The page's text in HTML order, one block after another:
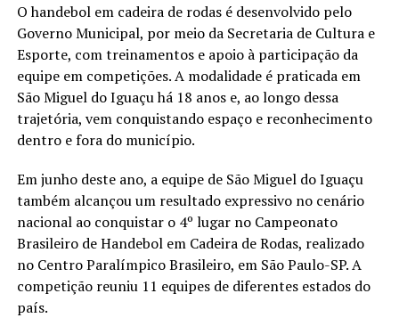
O handebol em cadeira de rodas é desenvolvido pelo
Governo Municipal, por meio da Secretaria de Cultura e
Esporte, com treinamentos e apoio à participação da
equipe em competições. A modalidade é praticada em
São Miguel do Iguaçu há 18 anos e, ao longo dessa
trajetória, vem conquistando espaço e reconhecimento
dentro e fora do município.
Em junho deste ano, a equipe de São Miguel do Iguaçu
também alcançou um resultado expressivo no cenário
nacional ao conquistar o 4º lugar no Campeonato
Brasileiro de Handebol em Cadeira de Rodas, realizado
no Centro Paralímpico Brasileiro, em São Paulo-SP. A
competição reuniu 11 equipes de diferentes estados do
país.